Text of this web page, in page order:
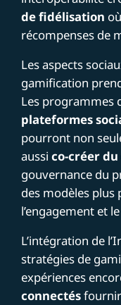
de fidélisation
récompenses de
Les aspects
gamification
Les programmes
plateformes
pourront non
aussico-créer
gouvernance du
des modèles
l’engagement et
L’intégration de
stratégies de
expériences
connectés